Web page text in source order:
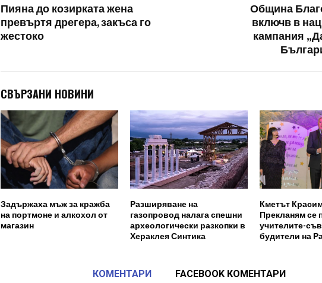
Пияна до козирката жена
превъртя дрегера, закъса го
жестоко
Община
включв в
кампания
СВЪРЗАНИ НОВИНИ
Задържаха мъж за кражба
на портмоне и алкохол от
магазин
Разширяване на
газопровод налага спешни
археологически разкопки в
Хераклея Синтика
Кметът
Прекланям се
учителите-
будители на
КОМЕНТАРИ FACEBOOK КОМЕНТАРИ